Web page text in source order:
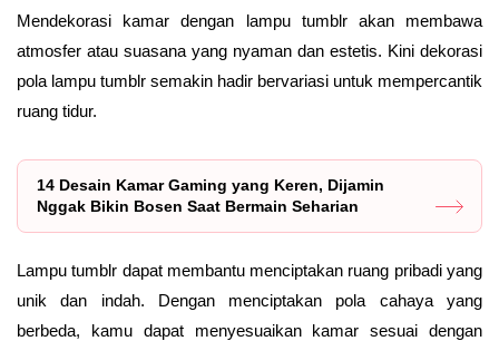
Mendekorasi kamar dengan lampu tumblr akan membawa
atmosfer atau suasana yang nyaman dan estetis. Kini dekorasi
pola lampu tumblr semakin hadir bervariasi untuk mempercantik
ruang tidur.
14 Desain Kamar Gaming yang Keren, Dijamin
Nggak Bikin Bosen Saat Bermain Seharian
Lampu tumblr dapat membantu menciptakan ruang pribadi yang
unik dan indah. Dengan menciptakan pola cahaya yang
berbeda, kamu dapat menyesuaikan kamar sesuai dengan